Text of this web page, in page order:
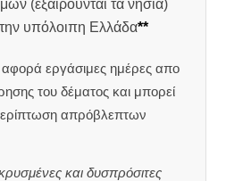
(εξαιρούνται τα νησιά)
υπόλοιπη Ελλάδα**
εργάσιμες ημέρες απο
του δέματος και μπορεί
απρόβλεπτων
και δυσπρόσιτες